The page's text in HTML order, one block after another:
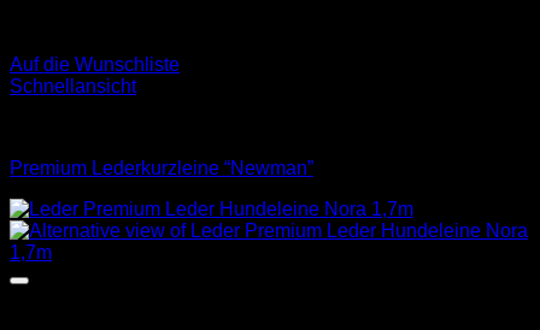
Auf die Wunschliste
Schnellansicht
Premium Lederkurzleine “Newman”